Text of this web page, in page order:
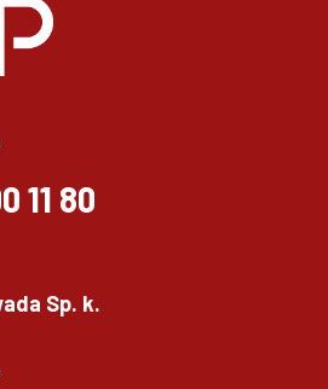
11 80
Sp. k.